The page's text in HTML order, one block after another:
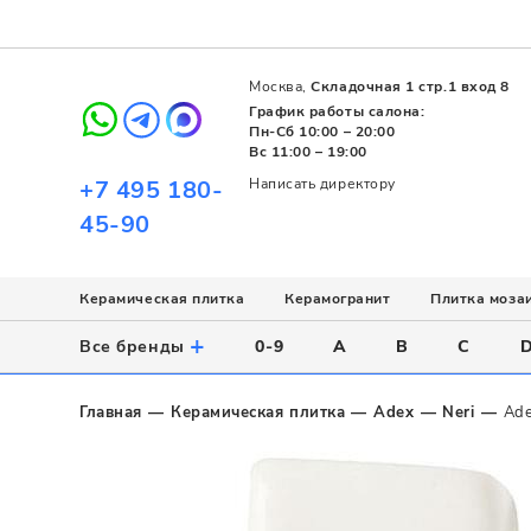
+7 495 180-
45-90
Написать директору
Москва,Складочная 1 стр.1 вход 8
График работы салона:
Пн-Сб 10:00 – 20:00
Вс 11:00 – 19:00
Керамическая плитка
Использование
Напольное
Настенное
Стиль
Современный
Пэчворк
Все
Керамогранит
Назначение
Для ванной
Напольное
Поверхность
Матовая
Полированная
Все
Плитка
Назначение
Для ванной
Для бассейна
Цвет
Белый
Серый
Все
Все бренды + 0-9 A B C D
Главная Керамическая плитка Adex Neri